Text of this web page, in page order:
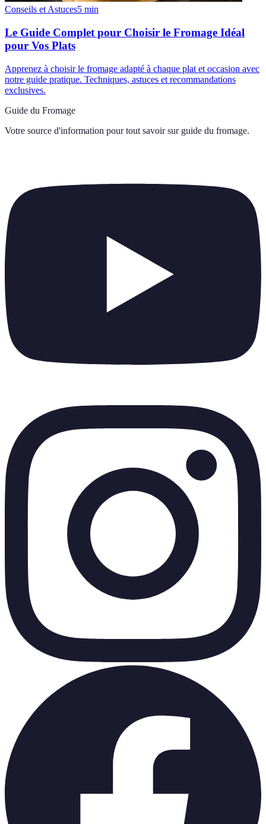
Conseils et Astuces5 min
Le Guide Complet pour Choisir le Fromage Idéal
pour Vos Plats
Apprenez à choisir le fromage adapté à chaque plat et occasion avec
notre guide pratique. Techniques, astuces et recommandations
exclusives.
Guide du Fromage
Votre source d'information pour tout savoir sur guide du fromage.